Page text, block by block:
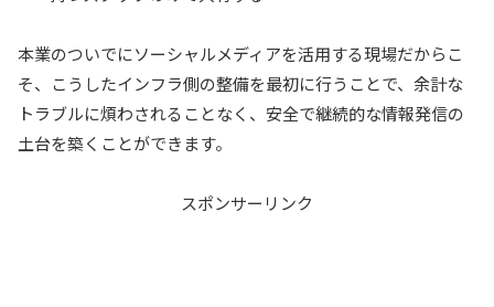
本業のついでにソーシャルメディアを活用する現場だからこ
そ、こうしたインフラ側の整備を最初に行うことで、余計な
トラブルに煩わされることなく、安全で継続的な情報発信の
土台を築くことができます。
スポンサーリンク